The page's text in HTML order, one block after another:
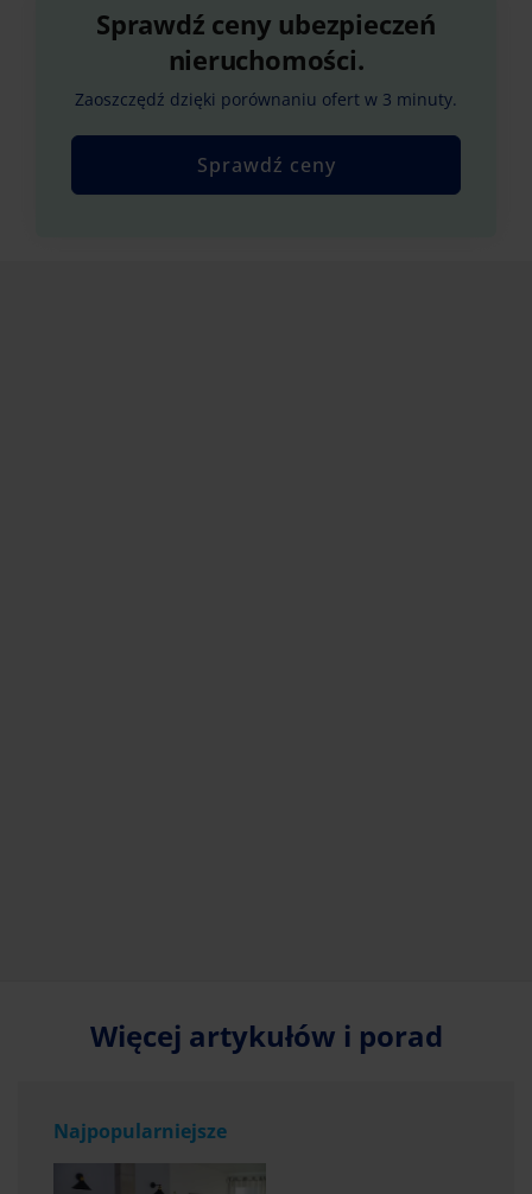
Sprawdź ceny ubezpieczeń
nieruchomości.
Zaoszczędź dzięki porównaniu ofert w 3 minuty.
Sprawdź ceny
Więcej artykułów i porad
Najpopularniejsze